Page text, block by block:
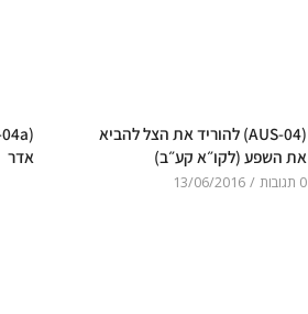
(AUS-04) להוריד את הצל להביא
את השפע (לקו״א קע״ב)
0 תגובות /
13/06/2016
אדר